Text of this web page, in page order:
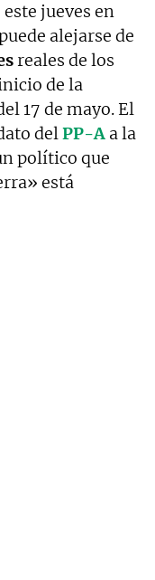
jueves en
alejarse de
reales de los
de la
17 de mayo. El
delPP-A a la
político que
está